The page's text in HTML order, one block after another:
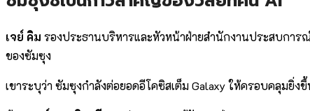
เจย์ คิม รองประธานบริหารและหัวหน้าฝ่ายสำนักงานประสบกา
ของซัมซุง
เขาระบุว่า ซัมซุงกำลังต่อยอดอีโคซิสเต็ม Galaxy ให้ครอบคลุม